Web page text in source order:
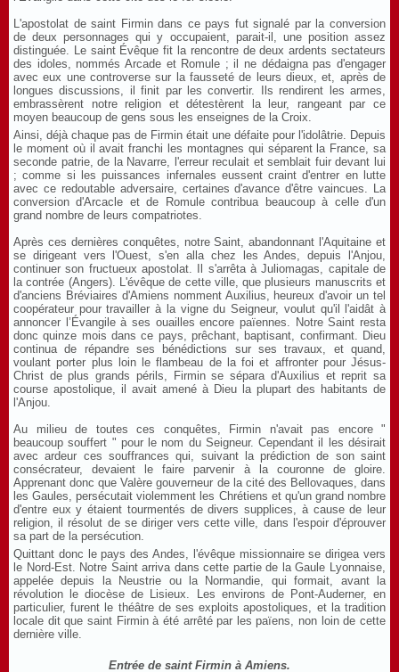
L'apostolat de saint Firmin dans ce pays fut signalé par la conversion
de deux personnages qui y occupaient, parait-il, une position assez
distinguée. Le saint Évêque fit la rencontre de deux ardents sectateurs
des idoles, nommés Arcade et Romule ; il ne dédaigna pas d'engager
avec eux une controverse sur la fausseté de leurs dieux, et, après de
longues discussions, il finit par les convertir. Ils rendirent les armes,
embrassèrent notre religion et détestèrent la leur, rangeant par ce
moyen beaucoup de gens sous les enseignes de la Croix.
Ainsi, déjà chaque pas de Firmin était une défaite pour l'idolâtrie. Depuis
le moment où il avait franchi les montagnes qui séparent la France, sa
seconde patrie, de la Navarre, l'erreur reculait et semblait fuir devant lui
; comme si les puissances infernales eussent craint d'entrer en lutte
avec ce redoutable adversaire, certaines d'avance d'être vaincues. La
conversion d'Arcacle et de Romule contribua beaucoup à celle d'un
grand nombre de leurs compatriotes.
Après ces dernières conquêtes, notre Saint, abandonnant l'Aquitaine et
se dirigeant vers l'Ouest, s'en alla chez les Andes, depuis l'Anjou,
continuer son fructueux apostolat. Il s'arrêta à Juliomagas, capitale de
la contrée (Angers). L'évêque de cette ville, que plusieurs manuscrits et
d'anciens Bréviaires d'Amiens nomment Auxilius, heureux d'avoir un tel
coopérateur pour travailler à la vigne du Seigneur, voulut qu'il l'aidât à
annoncer l’Évangile à ses ouailles encore païennes. Notre Saint resta
donc quinze mois dans ce pays, prêchant, baptisant, confirmant. Dieu
continua de répandre ses bénédictions sur ses travaux, et quand,
voulant porter plus loin le flambeau de la foi et affronter pour Jésus-
Christ de plus grands périls, Firmin se sépara d'Auxilius et reprit sa
course apostolique, il avait amené à Dieu la plupart des habitants de
l'Anjou.
Au milieu de toutes ces conquêtes, Firmin n'avait pas encore "
beaucoup souffert " pour le nom du Seigneur. Cependant il les désirait
avec ardeur ces souffrances qui, suivant la prédiction de son saint
consécrateur, devaient le faire parvenir à la couronne de gloire.
Apprenant donc que Valère gouverneur de la cité des Bellovaques, dans
les Gaules, persécutait violemment les Chrétiens et qu'un grand nombre
d'entre eux y étaient tourmentés de divers supplices, à cause de leur
religion, il résolut de se diriger vers cette ville, dans l'espoir d'éprouver
sa part de la persécution.
Quittant donc le pays des Andes, l'évêque missionnaire se dirigea vers
le Nord-Est. Notre Saint arriva dans cette partie de la Gaule Lyonnaise,
appelée depuis la Neustrie ou la Normandie, qui formait, avant la
révolution le diocèse de Lisieux. Les environs de Pont-Auderner, en
particulier, furent le théâtre de ses exploits apostoliques, et la tradition
locale dit que saint Firmin à été arrêté par les païens, non loin de cette
dernière ville.
Entrée de saint Firmin à Amiens.